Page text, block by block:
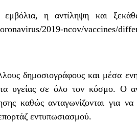
η αντίληψη και
2019-ncov/vaccines/
δημοσιογράφους και μέσα
υγείας σε όλο τον κόσμο. Ο
καθώς ανταγωνίζονται για
εντυπωσιασμού.